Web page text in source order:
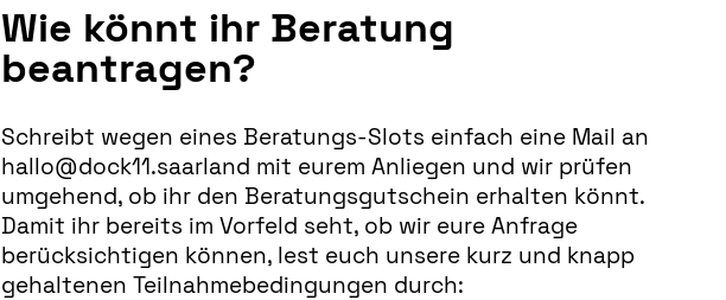
Wie könnt ihr Beratung
beantragen?
Schreibt wegen eines Beratungs-Slots einfach eine Mail an
hallo@dock11.saarland mit eurem Anliegen und wir prüfen
umgehend, ob ihr den Beratungsgutschein erhalten könnt.
Damit ihr bereits im Vorfeld seht, ob wir eure Anfrage
berücksichtigen können, lest euch unsere kurz und knapp
gehaltenen Teilnahmebedingungen durch: